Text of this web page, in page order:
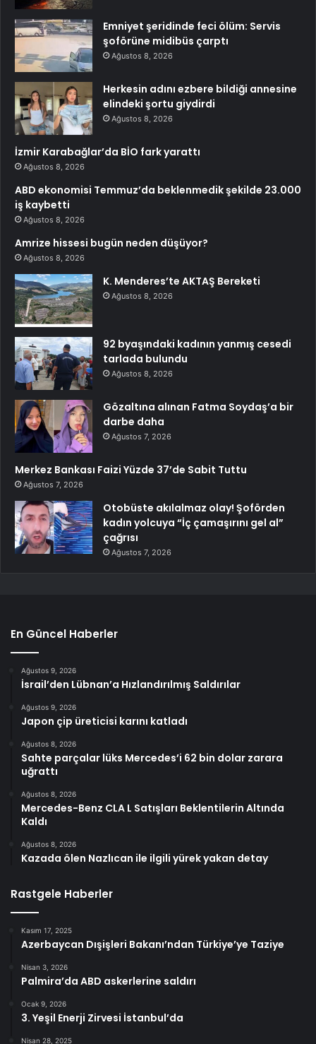
Emniyet şeridinde feci ölüm: Servis
şoförüne midibüs çarptı
Ağustos 8, 2026
Herkesin adını ezbere bildiği annesine
elindeki şortu giydirdi
Ağustos 8, 2026
İzmir Karabağlar’da BİO fark yarattı
Ağustos 8, 2026
ABD ekonomisi Temmuz’da beklenmedik şekilde 23.000
iş kaybetti
Ağustos 8, 2026
Amrize hissesi bugün neden düşüyor?
Ağustos 8, 2026
K. Menderes’te AKTAŞ Bereketi
Ağustos 8, 2026
92 byaşındaki kadının yanmış cesedi
tarlada bulundu
Ağustos 8, 2026
Gözaltına alınan Fatma Soydaş’a bir
darbe daha
Ağustos 7, 2026
Merkez Bankası Faizi Yüzde 37’de Sabit Tuttu
Ağustos 7, 2026
Otobüste akılalmaz olay! Şoförden
kadın yolcuya “İç çamaşırını gel al”
çağrısı
Ağustos 7, 2026
En Güncel Haberler
Ağustos 9, 2026
İsrail’den Lübnan’a Hızlandırılmış Saldırılar
Ağustos 9, 2026
Japon çip üreticisi karını katladı
Ağustos 8, 2026
Sahte parçalar lüks Mercedes’i 62 bin dolar zarara
uğrattı
Ağustos 8, 2026
Mercedes-Benz CLA L Satışları Beklentilerin Altında
Kaldı
Ağustos 8, 2026
Kazada ölen Nazlıcan ile ilgili yürek yakan detay
Rastgele Haberler
Kasım 17, 2025
Azerbaycan Dışişleri Bakanı’ndan Türkiye’ye Taziye
Nisan 3, 2026
Palmira’da ABD askerlerine saldırı
Ocak 9, 2026
3. Yeşil Enerji Zirvesi İstanbul’da
Nisan 28, 2025